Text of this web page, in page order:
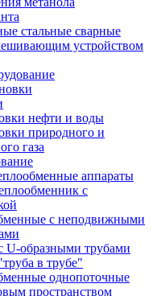
стальные сварные
устройством
нефти и воды
природного и
газа
аппараты
с
с неподвижными
U-образными трубами
в трубе"
однопоточные
пространством